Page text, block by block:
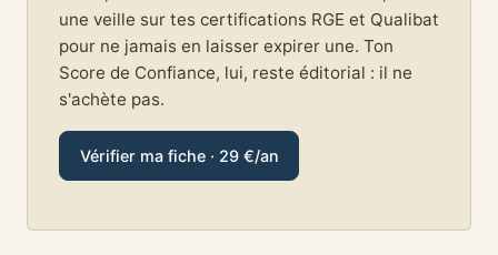
une veille sur tes certifications RGE et Qualibat
pour ne jamais en laisser expirer une. Ton
Score de Confiance, lui, reste éditorial : il ne
s'achète pas.
Vérifier ma fiche · 29 €/an